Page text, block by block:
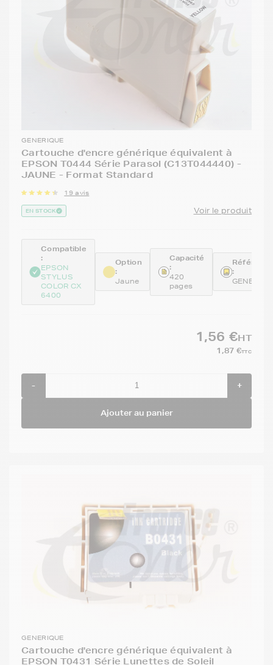
GENERIQUE
Cartouche d'encre générique équivalent à
EPSON T0444 Série Parasol (C13T044440) -
JAUNE - Format Standard
19 avis
EN STOCK Voir le produit
Compatible
:
EPSON
STYLUS
COLOR CX
6400
Option
:
Jaune
Capacité
:
420
pages
:
GENE444
1,56 €HT
1,87 €TTC
- +
Ajouter au panier
GENERIQUE
Cartouche d'encre générique équivalent à
EPSON T0431 Série Lunettes de Soleil